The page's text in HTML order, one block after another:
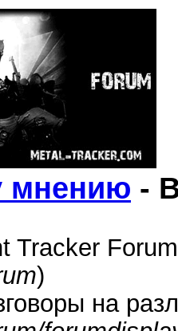
мнению -
Tracker
)
на